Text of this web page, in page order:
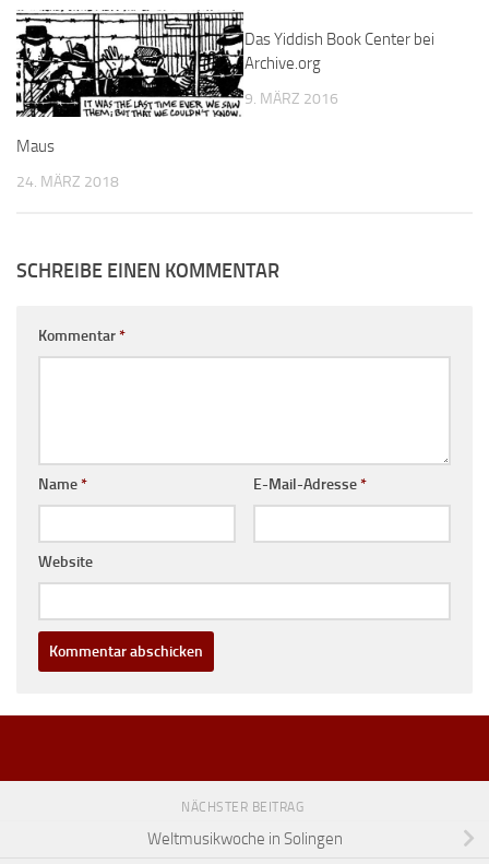
Maus
24. MÄRZ 2018
Das Yiddish Book Center bei
Archive.org
9. MÄRZ 2016
SCHREIBE EINEN KOMMENTAR
Kommentar*
Name* E-Mail-Adresse*
Website
NÄCHSTER BEITRAG
Weltmusikwoche in Solingen